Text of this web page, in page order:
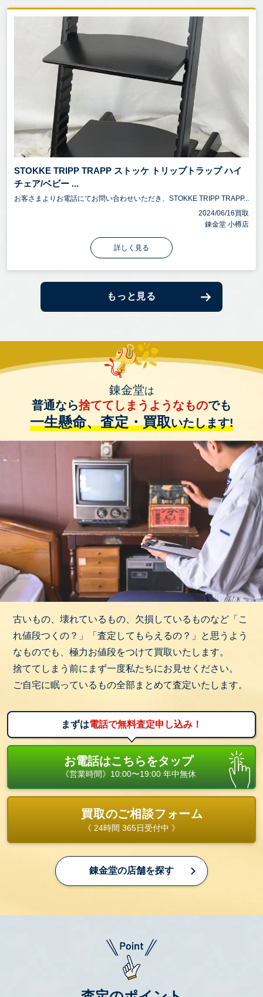
STOKKE TRIPP TRAPP ストッケ トリップトラップ ハイ
チェア/ベビー ...
お客さまよりお電話にてお問い合わせいただき、STOKKE TRIPP TRAPP...
2024/06/16買取
錬金堂 小樽店
詳しく見る
もっと見る
錬金堂は
普通なら捨ててしまうようなものでも
一生懸命、査定・買取いたします!
古いもの、壊れているもの、欠損しているものなど「こ
れ値段つくの？」「査定してもらえるの？」と思うよう
なものでも、極力お値段をつけて買取いたします。
捨ててしまう前にまず一度私たちにお見せください。
ご自宅に眠っているもの全部まとめて査定いたします。
まずは電話で無料査定申し込み！
お電話はこちらをタップ
《営業時間》10:00〜19:00 年中無休
買取のご相談フォーム
《 24時間 365日受付中 》
錬金堂の店舗を探す